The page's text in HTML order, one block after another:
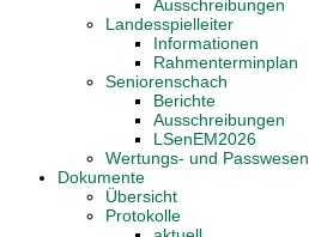
Ausschreibungen
Landesspielleiter
Informationen
Rahmenterminplan
Seniorenschach
Berichte
Ausschreibungen
LSenEM2026
Wertungs- und Passwesen
Dokumente
Übersicht
Protokolle